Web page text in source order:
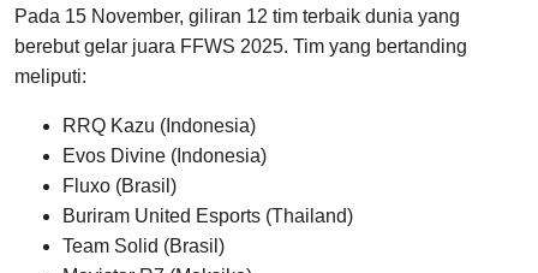
Pada 15 November, giliran 12 tim terbaik dunia yang
berebut gelar juara FFWS 2025. Tim yang bertanding
meliputi:
RRQ Kazu (Indonesia)
Evos Divine (Indonesia)
Fluxo (Brasil)
Buriram United Esports (Thailand)
Team Solid (Brasil)